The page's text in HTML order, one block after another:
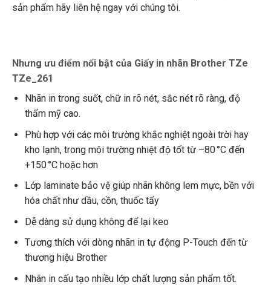
sản phẩm hãy liên hệ ngay với chúng tôi.
Nhưng ưu điểm nổi bật của Giấy in nhãn Brother TZe
TZe_261
Nhãn in trong suốt, chữ in rõ nét, sắc nét rõ ràng, độ
thẩm mỹ cao.
Phù hợp với các môi trường khắc nghiệt ngoài trời hay
kho lạnh, trong môi trường nhiệt độ tốt từ –80 °C đến
+150 °C hoặc hơn
Lớp laminate bảo vệ giúp nhãn không lem mực, bền với
hóa chất như dầu, cồn, thuốc tẩy
Dễ dàng sử dụng không để lại keo
Tương thích với dòng nhãn in tự động P-Touch đến từ
thương hiệu Brother
Nhãn in cấu tạo nhiều lớp chất lượng sản phẩm tốt.